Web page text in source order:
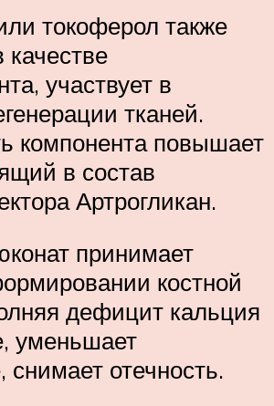
токоферол также
качестве
участвует в
тканей.
компонента повышает
в состав
Артрогликан.
принимает
костной
дефицит кальция
уменьшает
снимает отечность.